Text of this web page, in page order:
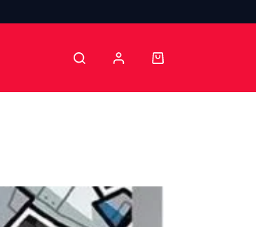
Carro